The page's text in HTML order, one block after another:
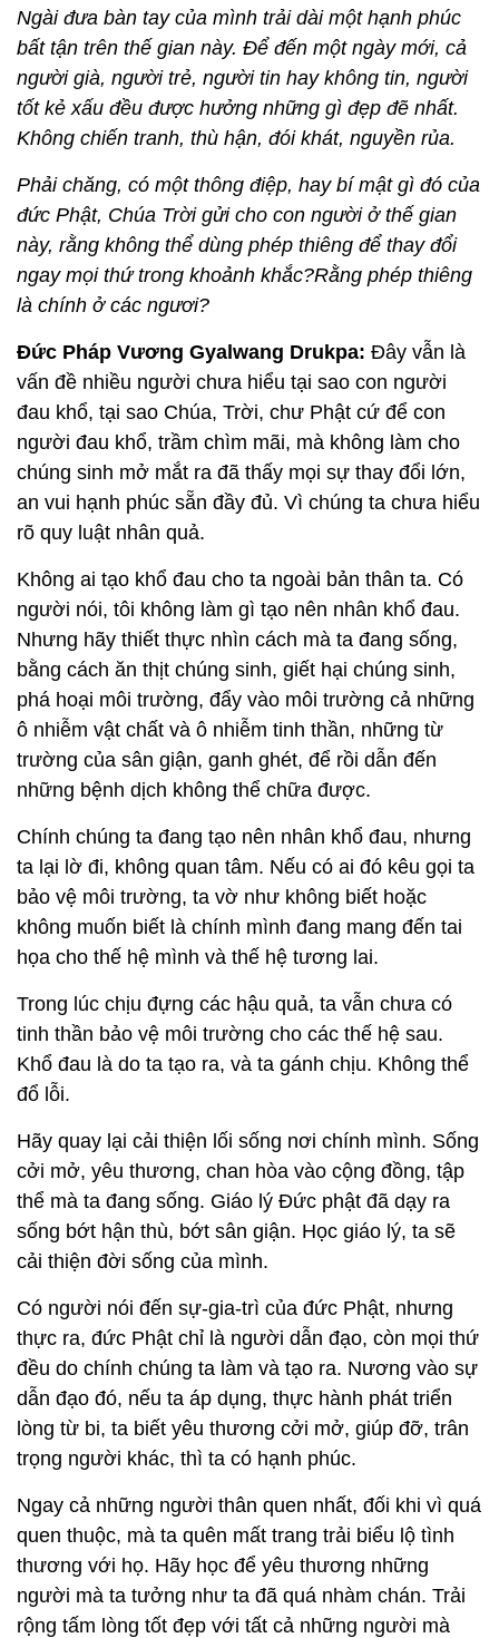
Ngài đưa bàn tay của mình trải dài một hạnh phúc
bất tận trên thế gian này. Để đến một ngày mới, cả
người già, người trẻ, người tin hay không tin, người
tốt kẻ xấu đều được hưởng những gì đẹp đẽ nhất.
Không chiến tranh, thù hận, đói khát, nguyền rủa.
Phải chăng, có một thông điệp, hay bí mật gì đó của
đức Phật, Chúa Trời gửi cho con người ở thế gian
này, rằng không thể dùng phép thiêng để thay đổi
ngay mọi thứ trong khoảnh khắc?Rằng phép thiêng
là chính ở các ngươi?
Đức Pháp Vương Gyalwang Drukpa: Đây vẫn là
vấn đề nhiều người chưa hiểu tại sao con người
đau khổ, tại sao Chúa, Trời, chư Phật cứ để con
người đau khổ, trầm chìm mãi, mà không làm cho
chúng sinh mở mắt ra đã thấy mọi sự thay đổi lớn,
an vui hạnh phúc sẵn đầy đủ. Vì chúng ta chưa hiểu
rõ quy luật nhân quả.
Không ai tạo khổ đau cho ta ngoài bản thân ta. Có
người nói, tôi không làm gì tạo nên nhân khổ đau.
Nhưng hãy thiết thực nhìn cách mà ta đang sống,
bằng cách ăn thịt chúng sinh, giết hại chúng sinh,
phá hoại môi trường, đẩy vào môi trường cả những
ô nhiễm vật chất và ô nhiễm tinh thần, những từ
trường của sân giận, ganh ghét, để rồi dẫn đến
những bệnh dịch không thể chữa được.
Chính chúng ta đang tạo nên nhân khổ đau, nhưng
ta lại lờ đi, không quan tâm. Nếu có ai đó kêu gọi ta
bảo vệ môi trường, ta vờ như không biết hoặc
không muốn biết là chính mình đang mang đến tai
họa cho thế hệ mình và thế hệ tương lai.
Trong lúc chịu đựng các hậu quả, ta vẫn chưa có
tinh thần bảo vệ môi trường cho các thế hệ sau.
Khổ đau là do ta tạo ra, và ta gánh chịu. Không thể
đổ lỗi.
Hãy quay lại cải thiện lối sống nơi chính mình. Sống
cởi mở, yêu thương, chan hòa vào cộng đồng, tập
thể mà ta đang sống. Giáo lý Đức phật đã dạy ra
sống bớt hận thù, bớt sân giận. Học giáo lý, ta sẽ
cải thiện đời sống của mình.
Có người nói đến sự-gia-trì của đức Phật, nhưng
thực ra, đức Phật chỉ là người dẫn đạo, còn mọi thứ
đều do chính chúng ta làm và tạo ra. Nương vào sự
dẫn đạo đó, nếu ta áp dụng, thực hành phát triển
lòng từ bi, ta biết yêu thương cởi mở, giúp đỡ, trân
trọng người khác, thì ta có hạnh phúc.
Ngay cả những người thân quen nhất, đối khi vì quá
quen thuộc, mà ta quên mất trang trải biểu lộ tình
thương với họ. Hãy học để yêu thương những
người mà ta tưởng như ta đã quá nhàm chán. Trải
rộng tấm lòng tốt đẹp với tất cả những người mà